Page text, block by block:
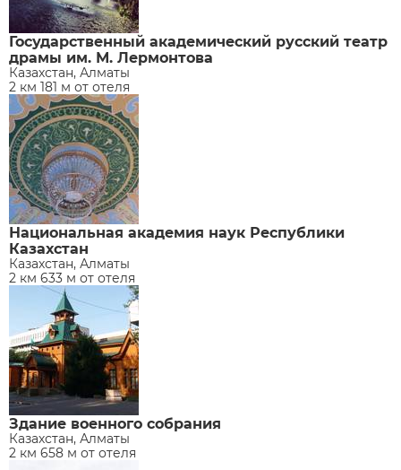
Государственный академический русский театр
драмы им. М. Лермонтова
Казахстан, Алматы
2 км 181 м от отеля
Национальная академия наук Республики
Казахстан
Казахстан, Алматы
2 км 633 м от отеля
Здание военного собрания
Казахстан, Алматы
2 км 658 м от отеля